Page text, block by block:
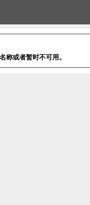
称或者暂时不可用。